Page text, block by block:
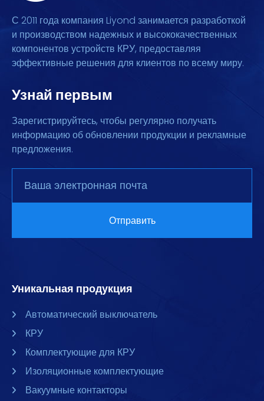
С 2011 года компания Liyond занимается разработкой
и производством надежных и высококачественных
компонентов устройств КРУ, предоставляя
эффективные решения для клиентов по всему миру.
Узнай первым
Зарегистрируйтесь, чтобы регулярно получать
информацию об обновлении продукции и рекламные
предложения.
Уникальная продукция
Автоматический выключатель
КРУ
Комплектующие для КРУ
Изоляционные комплектующие
Вакуумные контакторы